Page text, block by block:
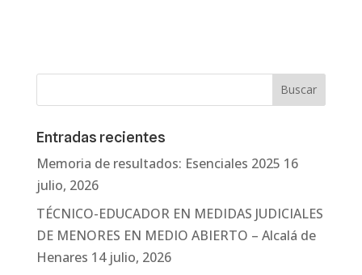
Entradas recientes
Memoria de resultados: Esenciales 2025 16
julio, 2026
TÉCNICO-EDUCADOR EN MEDIDAS JUDICIALES
DE MENORES EN MEDIO ABIERTO – Alcalá de
Henares 14 julio, 2026